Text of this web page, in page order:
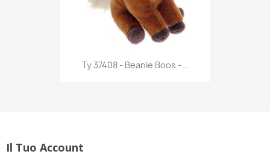
Anteprima
Ty 37408 - Beanie Boos -...
Il Tuo Account